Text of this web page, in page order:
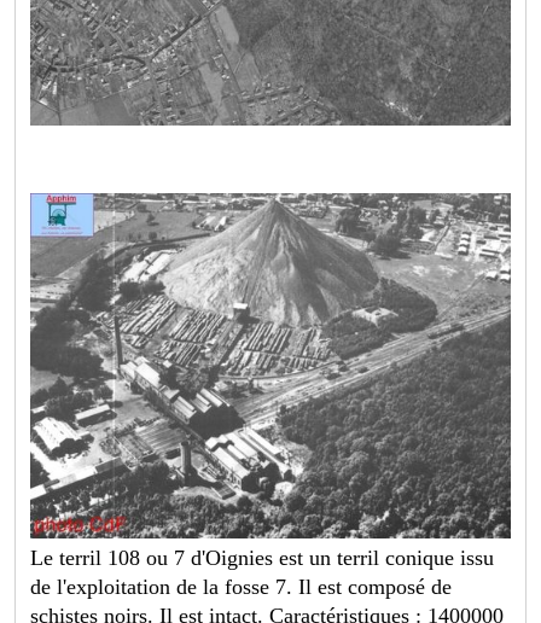
Le terril 108 ou 7 d'Oignies est un terril conique issu
de l'exploitation de la fosse 7. Il est composé de
schistes noirs. Il est intact. Caractéristiques : 1400000